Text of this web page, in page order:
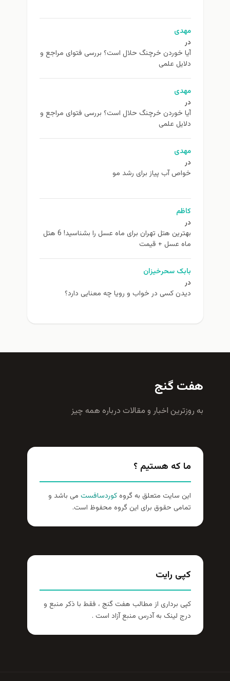
مهدی
در
آیا خوردن خرچنگ حلال است؟ بررسی فتوای مراجع و
دلایل علمی
مهدی
در
آیا خوردن خرچنگ حلال است؟ بررسی فتوای مراجع و
دلایل علمی
مهدی
در
خواص آب پیاز برای رشد مو
کاظم
در
بهترین هتل تهران برای ماه عسل را بشناسید! 6 هتل
ماه عسل + قیمت
بابک سحرخیزان
در
دیدن کسی در خواب و رویا چه معنایی دارد؟
هفت گنج
به روزترين اخبار و مقالات درباره همه چيز
ما که هستیم ؟
این سایت متعلق به گروهکوردسافست می باشد و
تمامی حقوق برای این گروه محفوظ است.
کپی رایت
کپی برداری از مطالب هفت گنج ، فقط با ذکر منبع و
درج لینک به آدرس منبع آزاد است .